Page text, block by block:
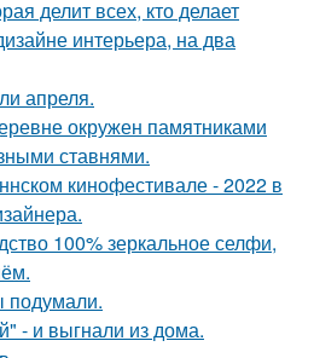
делит всех, кто делает
интерьера, на два
апреля.
окружен памятниками
ставнями.
кинофестивале - 2022 в
100% зеркальное селфи,
подумали.
- и выгнали из дома.